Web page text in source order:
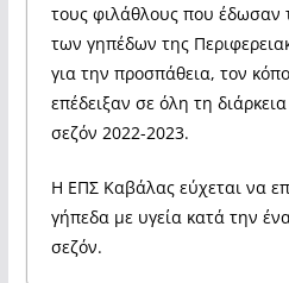
τους φιλάθλους που έδωσαν
των γηπέδων της
για την προσπάθεια, τον
επέδειξαν σε όλη τη
σεζόν 2022-2023.
Η ΕΠΣ Καβάλας εύχεται να
γήπεδα με υγεία κατά την
σεζόν.